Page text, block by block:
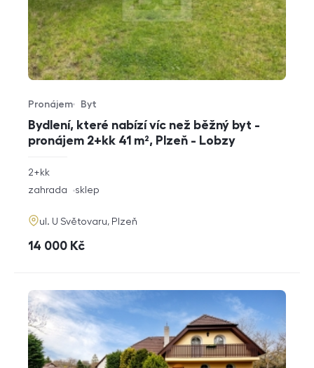
Bydlení, které nabízí víc než běžný byt -
pronájem 2+kk 41 m², Plzeň - Lobzy
Typ nabídky
Pronájem
Typ nemovitosti
Byt
rozměry
2+kk
funkce
zahrada sklep
adresa
ul. U Světovaru, Plzeň
cena
14 000 Kč